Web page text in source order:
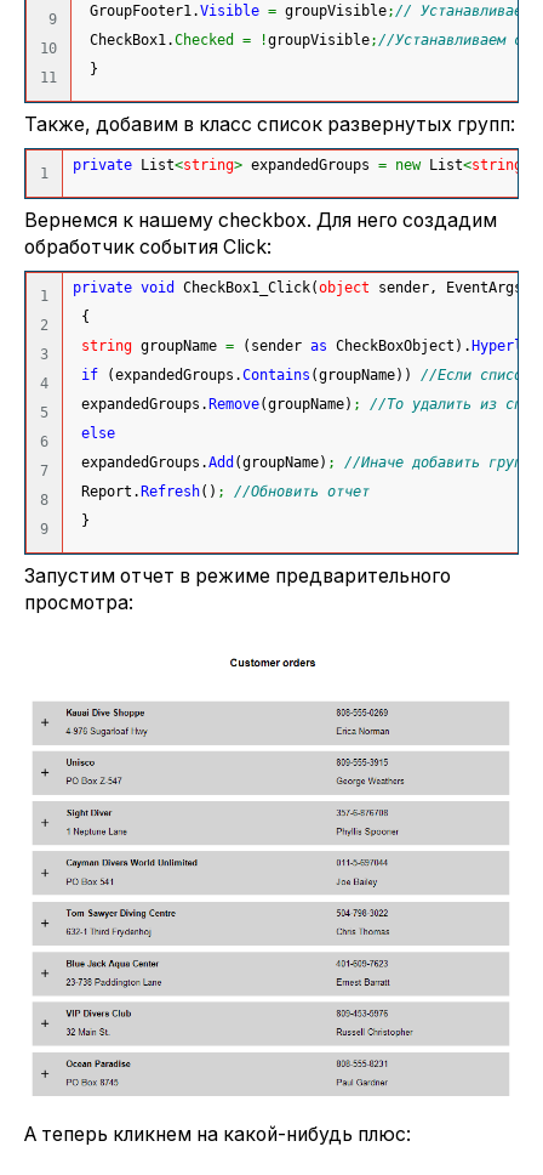
9
10
GroupFooter1.Visible = groupVisible; // Устанавливаем
CheckBox1.Checked = !groupVisible; //Устанавливаем
}
Также, добавим в класс список развернутых групп:
private List<string> expandedGroups = new List<string
Вернемся к нашему checkbox. Для него создадим
обработчик события Click:
1
2
3
4
5
6
7
8
private void CheckBox1_Click(object sender, EventArgs e
{
string groupName = ( sender as CheckBoxObject ) .
if
(expandedGroups.Contains (groupName) )
//Если список
expandedGroups. Remove(groupName) ;
//То удалить из
else
expandedGroups.Add (groupName) ;
//Иначе добавить
Report. Refresh( ) ;
//Обновить отчет
}
Запустим отчет в режиме предварительного
просмотра:
А теперь кликнем на какой-нибудь плюс: